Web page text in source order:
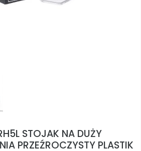
STOJAK NA DUŻY
PRZEŹROCZYSTY PLASTIK